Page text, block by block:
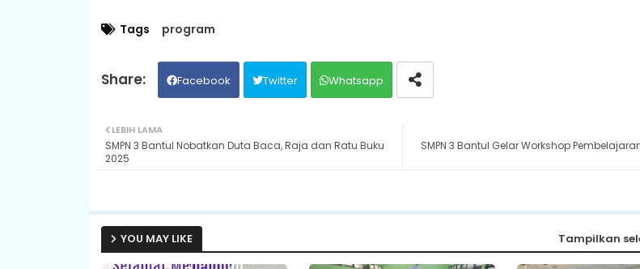
Tags program
Facebook Twitter Whatsapp
SMPN 3 Bantul Gelar Workshop
LEBIH LAMA
SMPN 3 Bantul Nobatkan Duta Baca, Raja dan Ratu Buku
2025
YOU MAY LIKE Tampilkan